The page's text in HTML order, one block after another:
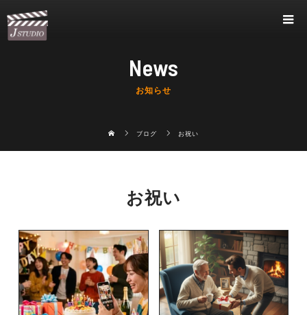
News
お知らせ
ブログ お祝い
お祝い